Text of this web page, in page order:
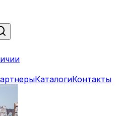
КаталогиКонтакты